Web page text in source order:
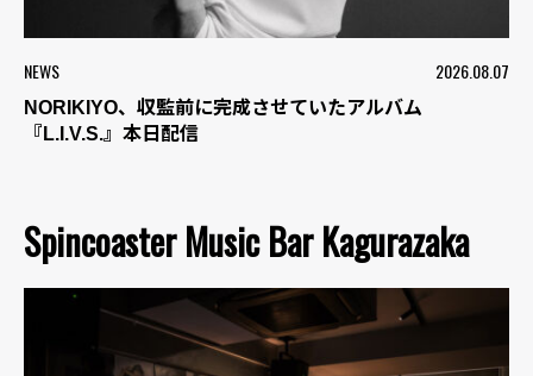
NEWS 2026.08.07
NORIKIYO、収監前に完成させていたアルバム
『L.I.V.S.』本日配信
Spincoaster Music Bar Kagurazaka